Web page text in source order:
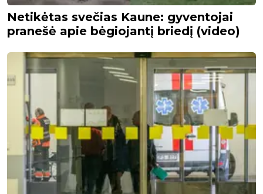
Netikėtas svečias Kaune: gyventojai
pranešė apie bėgiojantį briedį (video)